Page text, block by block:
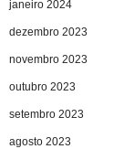
janeiro 2024
dezembro 2023
novembro 2023
outubro 2023
setembro 2023
agosto 2023